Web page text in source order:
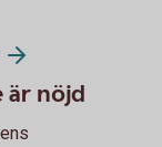
är nöjd